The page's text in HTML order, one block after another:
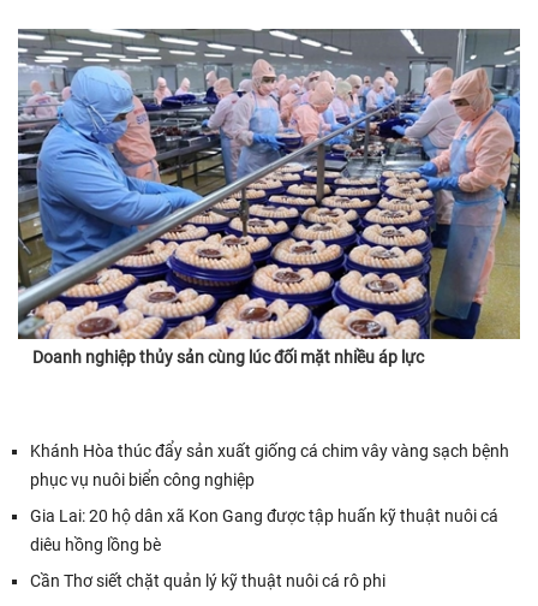
Doanh nghiệp thủy sản cùng lúc đối mặt nhiều áp lực
Khánh Hòa thúc đẩy sản xuất giống cá chim vây vàng sạch bệnh
phục vụ nuôi biển công nghiệp
Gia Lai: 20 hộ dân xã Kon Gang được tập huấn kỹ thuật nuôi cá
diêu hồng lồng bè
Cần Thơ siết chặt quản lý kỹ thuật nuôi cá rô phi